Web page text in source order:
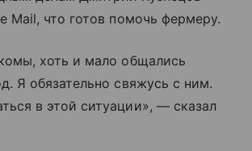
Mail, что готов помочь фермеру.
хоть и мало общались
Я обязательно свяжусь с ним.
в этой ситуации», — сказал